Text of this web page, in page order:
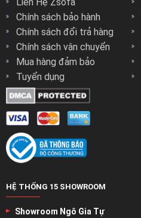
Chính sách bảo hành
Chính sách đổi trả hàng
Chính sách vận chuyển
Mua hàng đảm bảo
Tuyển dụng
HỆ THỐNG 15 SHOWROOM
Showroom Ngô Gia Tự